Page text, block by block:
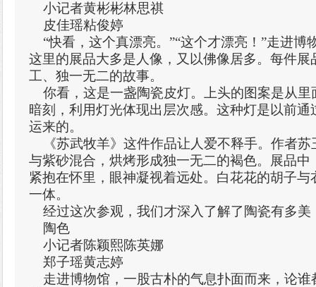
小记者黄彬彬林思祺
皮佳瑶粘俊婷
“快看，这个真漂亮。”“这个才漂亮！”走进博
这里的展品大多是人像，又以佛像居多。每件展
工、独一无二的故事。
你看，这是一盏陶瓷皮灯。上头的图案是从里
暗刻，利用灯光体现出层次感。这种灯是以前通
运来的。
《苏武牧羊》这件作品让人爱不释手。作者苏
与紫砂混合，烘烤形成独一无二的褐色。展品中
紧抱在怀里，眼神凝视着远处。白花花的胡子与
一体。
经过这次参观，我们才深入了解了陶瓷有多美
陶色
小记者陈颖熙陈英娜
郑子瑶黄志婷
走进博物馆，一股古朴的气息扑面而来，论谁